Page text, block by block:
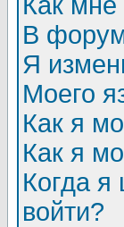
В
Я
Моего
Как я
Как я
Когда
войти?